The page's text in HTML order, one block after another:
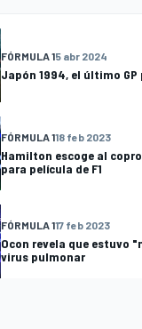
FÓRMULA 15 abr 2024
Japón 1994, el último GP
FÓRMULA 118 feb 2023
Hamilton escoge al
para película de F1
FÓRMULA 117 feb 2023
Ocon revela que estuvo
virus pulmonar